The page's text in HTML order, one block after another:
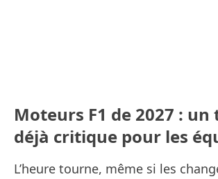
Moteurs F1 de 2027 :
déjà critique pour les
L’heure tourne, même si les